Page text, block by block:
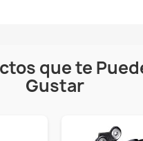
que te
Gustar